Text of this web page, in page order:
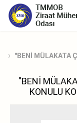
"BENİ MÜLAKATA
"BENİ
KONULU